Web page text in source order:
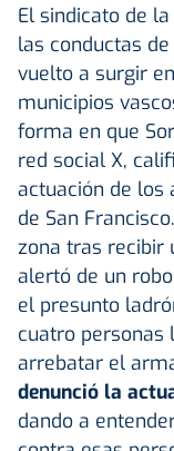
El sindicato de
las conductas
vuelto a surgir
municipios
forma en que
red social X,
actuación de los
de San
zona tras recibir
alertó de un
el presunto
cuatro personas
arrebatar el
denunció la
dando a